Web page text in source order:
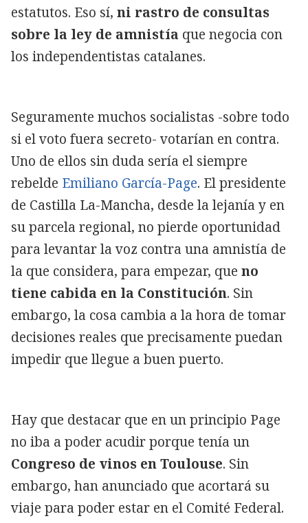
estatutos. Eso sí, ni rastro de consultas
sobre la ley de amnistía que negocia con
los independentistas catalanes.
Seguramente muchos socialistas -sobre todo
si el voto fuera secreto- votarían en contra.
Uno de ellos sin duda sería el siempre
rebelde Emiliano García-Page. El presidente
de Castilla La-Mancha, desde la lejanía y en
su parcela regional, no pierde oportunidad
para levantar la voz contra una amnistía de
la que considera, para empezar, que no
tiene cabida en la Constitución. Sin
embargo, la cosa cambia a la hora de tomar
decisiones reales que precisamente puedan
impedir que llegue a buen puerto.
Hay que destacar que en un principio Page
no iba a poder acudir porque tenía un
Congreso de vinos en Toulouse. Sin
embargo, han anunciado que acortará su
viaje para poder estar en el Comité Federal.